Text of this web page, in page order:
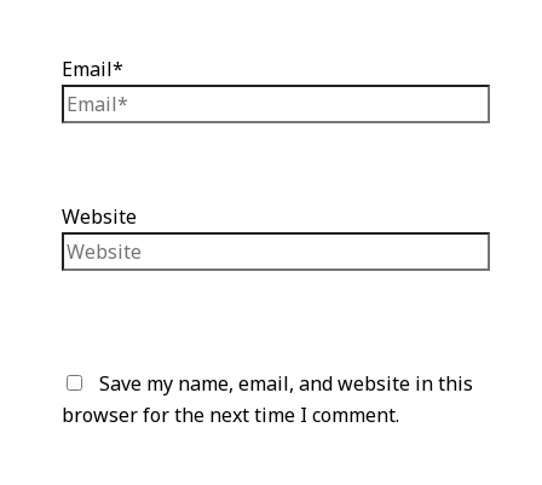
Email*
Website
Save my name, email, and website in this
browser for the next time I comment.